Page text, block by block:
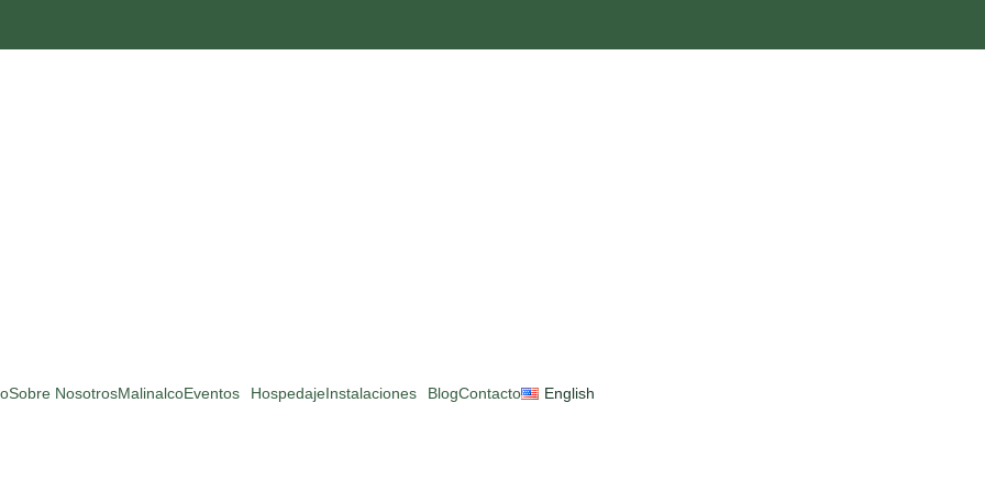
Sobre NosotrosMalinalcoEventos HospedajeInstalaciones BlogContacto English